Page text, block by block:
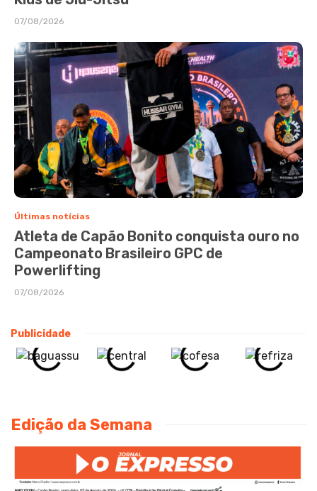
07/08/2026
Últimas notícias
Atleta de Capão Bonito conquista ouro no
Campeonato Brasileiro GPC de
Powerlifting
07/08/2026
Publicidade
Edição da Semana